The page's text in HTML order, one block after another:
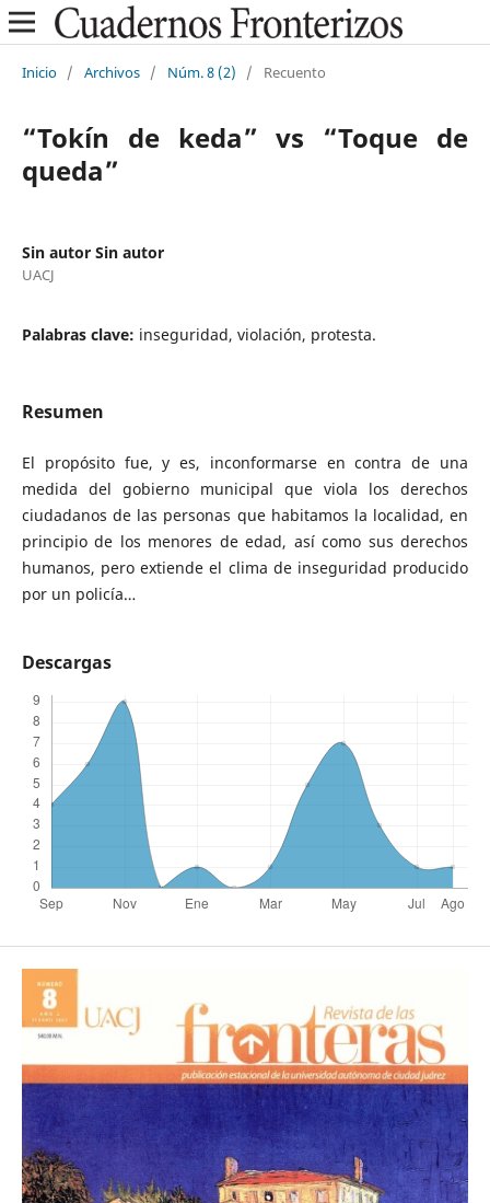
Inicio / Archivos / Núm. 8 (2) / Recuento
“Tokín de keda” vs “Toque de
queda”
Sin autor Sin autor
UACJ
Palabras clave: inseguridad, violación, protesta.
Resumen
El propósito fue, y es, inconformarse en contra de una
medida del gobierno municipal que viola los derechos
ciudadanos de las personas que habitamos la localidad, en
principio de los menores de edad, así como sus derechos
humanos, pero extiende el clima de inseguridad producido
por un policía…
Descargas